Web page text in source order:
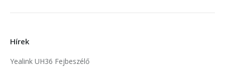
Hírek
Yealink UH36 Fejbeszélő